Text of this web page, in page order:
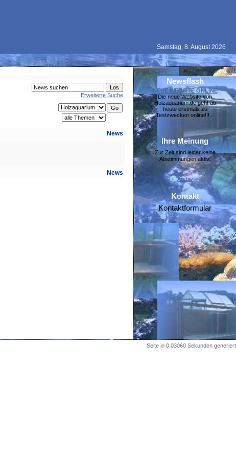
Samstag, 8. August 2026
Erweiterte Suche
News
News
Newsflash
NEUE WEBSITE ONLINE
Die neue Website von
Holzaquarium.de geht ab
heute erstmals zu
Testzwecken online!!!...
[mehr »]
Ihre Meinung
Zur Zeit sind leider keine
Abstimmungen aktiv.
Archiv
Kontakt
Kontaktformular
Seite in 0.03060 Sekunden generiert